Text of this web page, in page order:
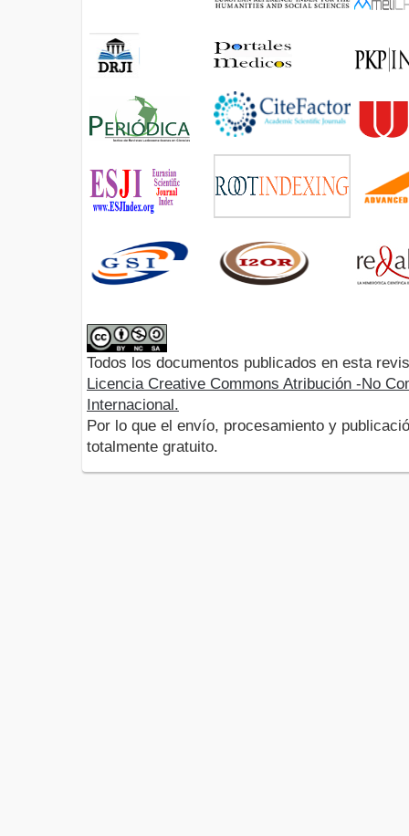
Todos los documentos publicados en esta
Licencia Creative Commons Atribución -No
Internacional.
Por lo que el envío, procesamiento y
totalmente gratuito.